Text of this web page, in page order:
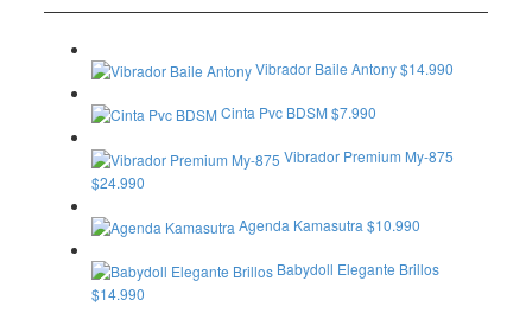
Vibrador Baile Antony$14.990
Cinta Pvc BDSM $7.990
Vibrador Premium My-875
$24.990
Agenda Kamasutra $10.990
Babydoll Elegante Brillos
$14.990